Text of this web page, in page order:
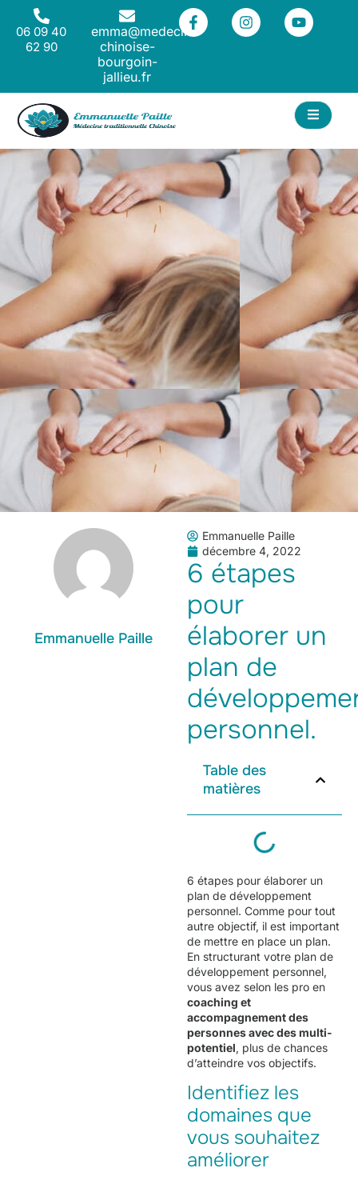
06 09 40
62 90
emma@medecine-
chinoise-
bourgoin-
jallieu.fr
Emmanuelle Paille
Emmanuelle Paille
décembre 4, 2022
6 étapes
pour
élaborer un
plan de
personnel.
Table des
matières
6 étapes pour élaborer un
plan de développement
personnel. Comme pour tout
autre objectif, il est important
de mettre en place un plan.
En structurant votre plan de
développement personnel,
vous avez selon les pro en
coaching et
accompagnement des
personnes avec des multi-
potentiel, plus de chances
d’atteindre vos objectifs.
Identifiez les
domaines que
vous souhaitez
améliorer